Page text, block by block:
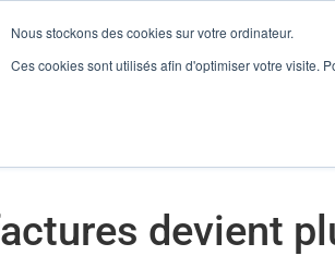
Nous stockons des cookies sur votre ordinateur.
Ces cookies sont utilisés afin d'optimiser votre visite.
devient